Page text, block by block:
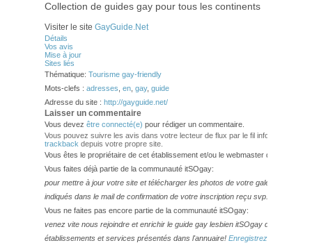
Collection de guides gay pour tous les continents
Visiter le site GayGuide.Net
Détails
Vos avis
Mise à jour
Sites liés
Thématique: Tourisme gay-friendly
Mots-clefs : adresses en gay, guide
Adresse du site : http://gayguide.net/
Laisser un commentaire
Vous devez être connecté(e) pour rédiger un commentaire.
Vous pouvez suivre les avis dans votre lecteur de flux par le fil info
trackback depuis votre propre site.
Vous êtes le propriétaire de cet établissement et/ou le webmaster de ce site?
Vous faites déjà partie de la communauté itSOgay:
pour mettre à jour votre site et télécharger les photos de votre galerie,
indiqués dans le mail de confirmation de votre inscription reçu svp.
Vous ne faites pas encore partie de la communauté itSOgay:
venez vite nous rejoindre et enrichir le guide gay lesbien itSOgay de vos
établissements et services présentés dans l'annuaire! Enregistrez-vous ici!